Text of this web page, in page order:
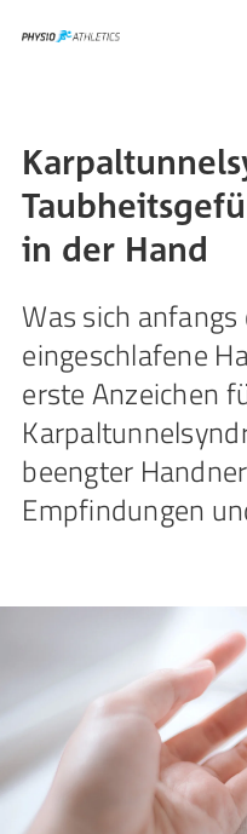
in der Hand
Was sich
eingeschlafene
erste Anzeichen
beengter
Empfindungen